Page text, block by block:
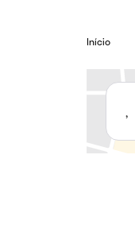
Início
,